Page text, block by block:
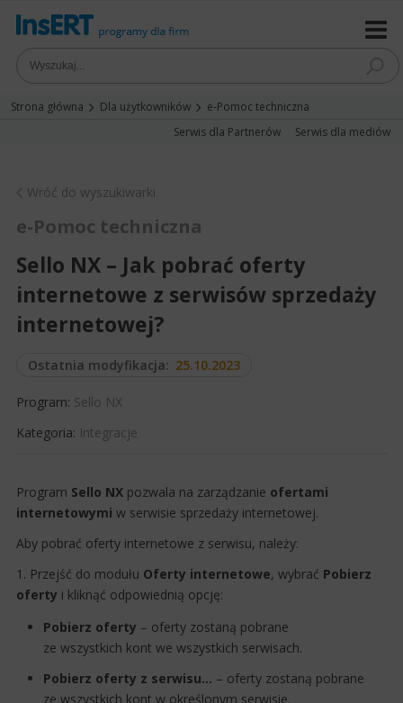
Strona główna Dla użytkowników
e-Pomoc techniczna
Serwis dla Partnerów
Serwis dla mediów
Wróć do wyszukiwarki
e-Pomoc techniczna
Sello NX – Jak pobrać oferty
internetowe z serwisów sprzedaży
internetowej?
Ostatnia modyfikacja: 25.10.2023
Program: Sello NX
Kategoria: Integracje
​Program Sello NX pozwala na zarządzanie ofertami
internetowymi w serwisie sprzedaży internetowej.
Aby pobrać oferty internetowe z serwisu, należy:
1. Przejść do modułu Oferty internetowe, wybrać Pobierz
oferty i kliknąć odpowiednią opcję:
Pobierz oferty – oferty zostaną pobrane
ze wszystkich kont we wszystkich serwisach.
Pobierz oferty z serwisu... – oferty zostaną pobrane
ze​​ wszystkich kont w określonym serwisie.